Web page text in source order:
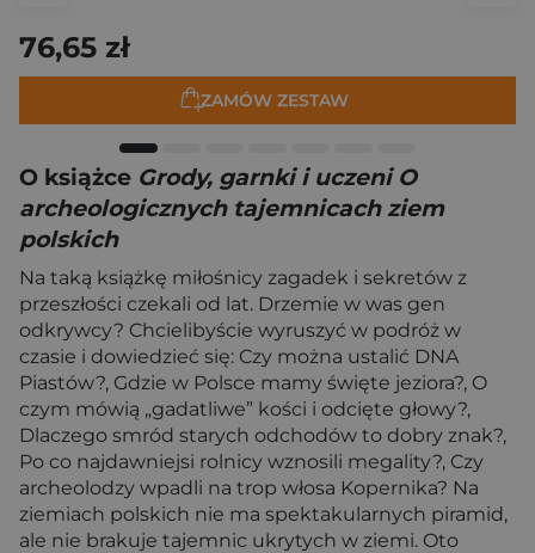
76,65 zł
ZAMÓW ZESTAW
O książce Grody, garnki i uczeni O
archeologicznych tajemnicach ziem
polskich
Na taką książkę miłośnicy zagadek i sekretów z
przeszłości czekali od lat. Drzemie w was gen
odkrywcy? Chcielibyście wyruszyć w podróż w
czasie i dowiedzieć się: Czy można ustalić DNA
Piastów?, Gdzie w Polsce mamy święte jeziora?, O
czym mówią „gadatliwe” kości i odcięte głowy?,
Dlaczego smród starych odchodów to dobry znak?,
Po co najdawniejsi rolnicy wznosili megality?, Czy
archeolodzy wpadli na trop włosa Kopernika? Na
ziemiach polskich nie ma spektakularnych piramid,
ale nie brakuje tajemnic ukrytych w ziemi. Oto